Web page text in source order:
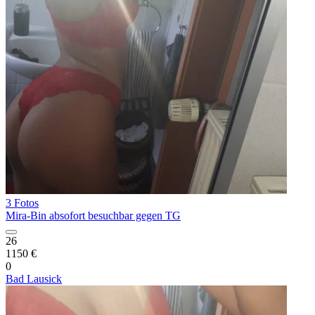
3 Fotos
Mira-Bin absofort besuchbar gegen TG
26
1150 €
0
Bad Lausick